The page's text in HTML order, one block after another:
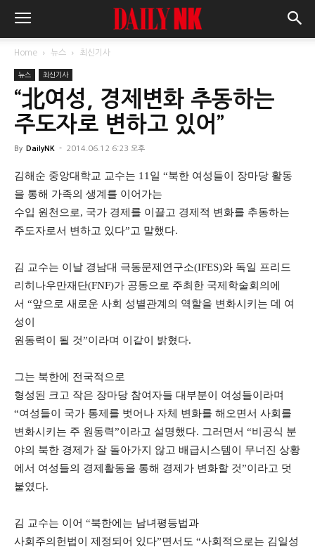
Home 뉴스 최신기사
뉴스 최신기사
“北여성, 경제변화 추동하는
주도자로 변하고 있어”
By DailyNK - 2014.06.12 6:23 오후
김해순 중앙대학교 교수는 11일 “북한 여성들이 장마당 활동
을 통해 가족의 생계를 이어가는
수입 원천으로, 국가 경제를 이끌고 경제적 변화를 추동하는
주도자로서 변하고 있다”고 말했다.
김 교수는 이날 경남대 극동문제연구소(IFES)와 독일 프리드
리히나우만재단(FNF)가 공동으로 주최한 국제학술회의에
서 “앞으로 새로운 사회 성별관계의 역할을 변화시키는 데 여
성이
원동력이 될 것”이라며 이같이 밝혔다.
그는 북한에 전국적으로
형성된 크고 작은 장마당 참여자들 대부분이 여성들이라며
“여성들이 국가 통제를 벗어나 자체 변화를 해오면서 사회를
변화시키는 주 원동력”이라고 설명했다. 그러면서 “비공식 분
야의 북한 경제가 잘 돌아가지 않고 배급시스템이 무너진 상황
에서 여성들의 경제활동을 통해 경제가 변화할 것”이라고 덧
붙였다.
김 교수는 이어 “북한에는 남녀평등법과
사회주의헌법이 제정되어 있다”면서도 “사회적으로는 김일성